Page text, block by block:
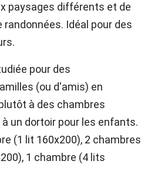
paysages différents et de
Idéal pour des
pour des
(ou d'amis) en
à des chambres
un dortoir pour les enfants.
(1 lit 160x200), 2 chambres
1 chambre (4 lits